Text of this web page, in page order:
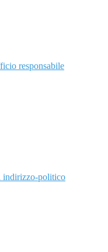
responsabile
indirizzo-politico